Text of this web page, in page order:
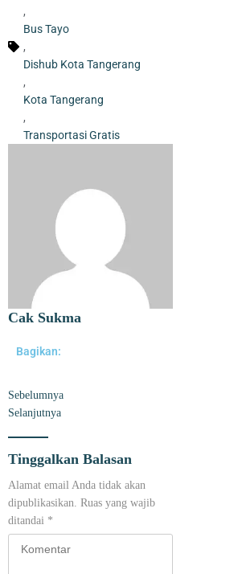
Kurangi Beban Sampah di TPA
Berencana Buka TPS3R di Tigaraksa
,
Bus Tayo
,
Dishub Kota Tangerang
,
Kota Tangerang
,
Transportasi Gratis
Cak Sukma
Bagikan:
Sebelumnya
Selanjutnya
Tinggalkan Balasan
Alamat email Anda tidak akan
dipublikasikan. Ruas yang wajib
ditandai *